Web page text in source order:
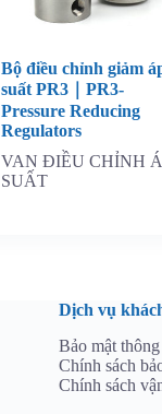
Bộ điều chỉnh giảm
suất PR3｜PR3-
Pressure Reducing
Regulators
VAN ĐIỀU CHỈNH
SUẤT
Dịch vụ
Bảo mật
Chính sách
Chính sách